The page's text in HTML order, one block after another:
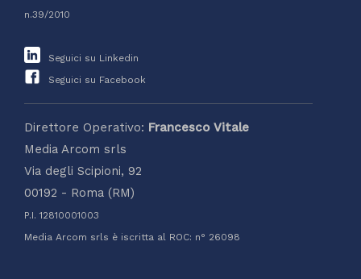
n.39/2010
Seguici su Linkedin
Seguici su Facebook
Direttore Operativo: Francesco Vitale
Media Arcom srls
Via degli Scipioni, 92
00192 - Roma (RM)
P.I. 12810001003
Media Arcom srls è iscritta al ROC: n° 26098